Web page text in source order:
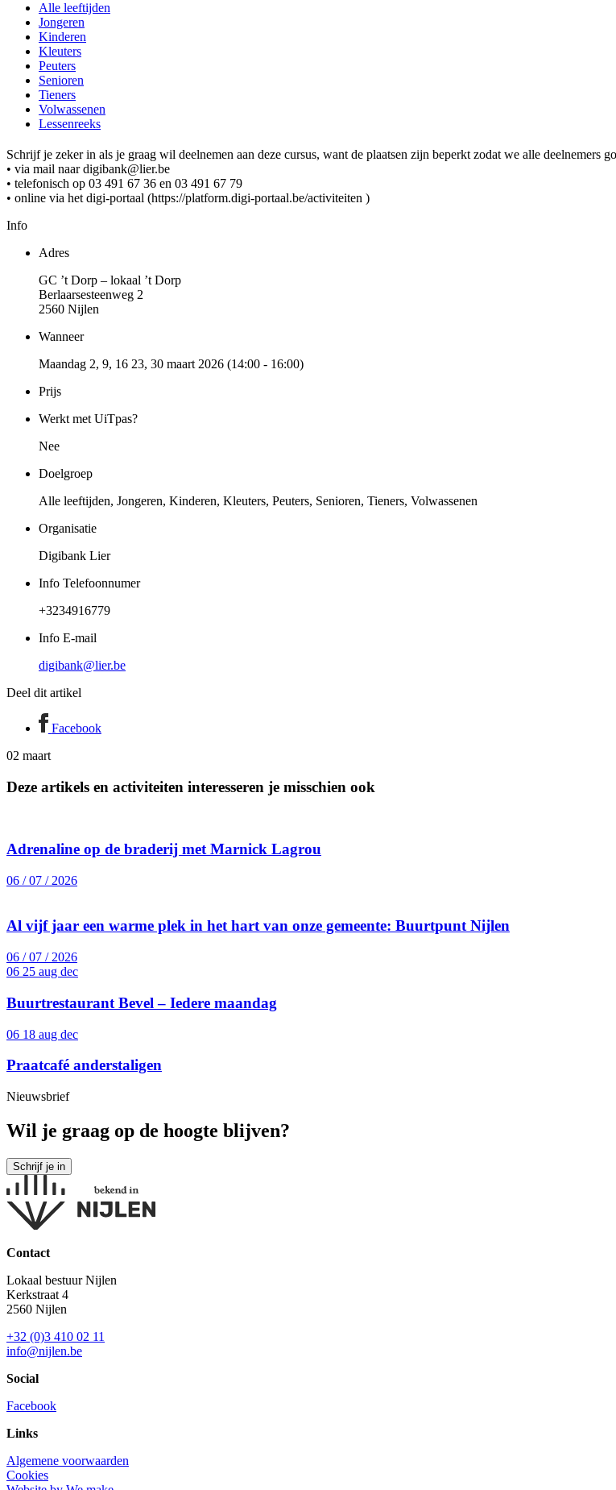
Alle leeftijden
Jongeren
Kinderen
Kleuters
Peuters
Senioren
Tieners
Volwassenen
Lessenreeks
Schrijf je zeker in als je graag wil deelnemen aan deze cursus, want de plaatsen zijn beperkt zodat we alle deelnemers
• via mail naar digibank@lier.be
• telefonisch op 03 491 67 36 en 03 491 67 79
• online via het digi-portaal (https://platform.digi-portaal.be/activiteiten )
Info
Adres
GC ’t Dorp – lokaal ’t Dorp
Berlaarsesteenweg 2
2560 Nijlen
Wanneer
Maandag 2, 9, 16 23, 30 maart 2026 (14:00 - 16:00)
Prijs
Werkt met UiTpas?
Nee
Doelgroep
Alle leeftijden, Jongeren, Kinderen, Kleuters, Peuters, Senioren, Tieners, Volwassenen
Organisatie
Digibank Lier
Info Telefoonnumer
+3234916779
Info E-mail
digibank@lier.be
Deel dit artikel
Facebook
02 maart
Deze artikels en activiteiten interesseren je misschien ook
Adrenaline op de braderij met Marnick Lagrou
06 / 07 / 2026
Al vijf jaar een warme plek in het hart van onze gemeente: Buurtpunt Nijlen
06 / 07 / 2026
06 25 aug dec
Buurtrestaurant Bevel – Iedere maandag
06 18 aug dec
Praatcafé anderstaligen
Nieuwsbrief
Wil je graag op de hoogte blijven?
Contact
Lokaal bestuur Nijlen
Kerkstraat 4
2560 Nijlen
+32 (0)3 410 02 11
info@nijlen.be
Social
Facebook
Links
Algemene voorwaarden
Cookies